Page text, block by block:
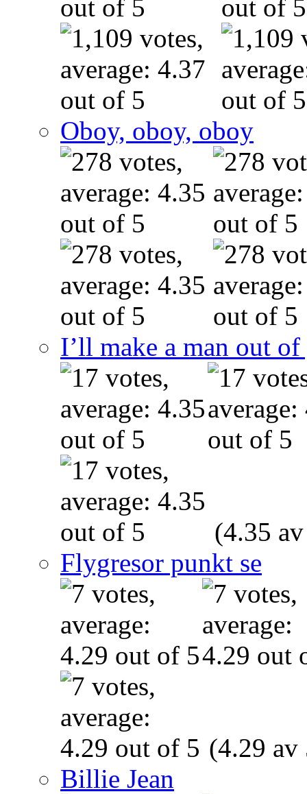
Oboy, oboy, oboy
I’ll make a man out
(4.35
Flygresor punkt se
(4.29 av
Billie Jean